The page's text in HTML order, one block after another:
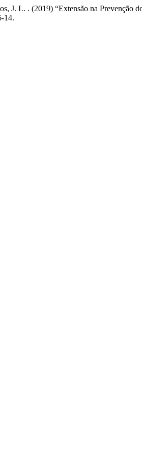
J. L. . (2019) “Extensão na Prevenção
14.